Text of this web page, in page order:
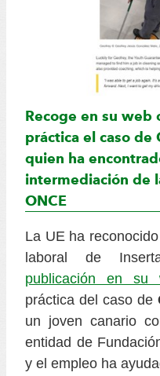
Recoge en su web
práctica el caso de
quien ha
intermediación de
ONCE
La UE ha
laboral de
publicación en su
práctica del caso de
un joven canario
entidad de
y el empleo ha